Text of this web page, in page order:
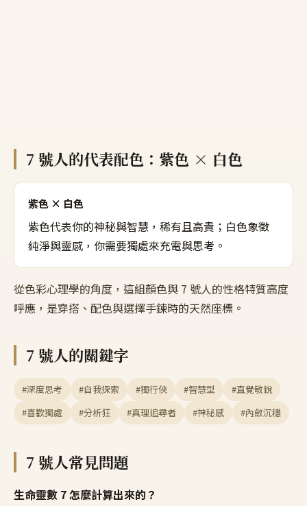
7 號人的代表配色： 紫色 × 白色
紫色 × 白色
紫色代表你的神秘與智慧，稀有且高貴；白色象徵
純淨與靈感，你需要獨處來充電與思考。
從色彩心理學的角度，這組顏色與 7 號人的性格特質高度
呼應，是穿搭、配色與選擇手鍊時的天然座標。
7 號人的關鍵字
#深度思考 #自我探索 #獨行俠 #智慧型
#直覺敏銳
#喜歡獨處
#分析狂 #真理追尋者 #神秘感 #內斂沉穩
7 號人常見問題
生命靈數 7怎麼計算出來的？